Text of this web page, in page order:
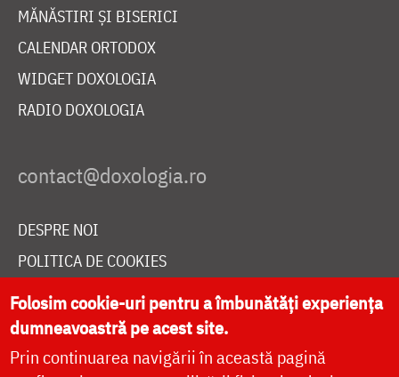
MĂNĂSTIRI ȘI BISERICI
CALENDAR ORTODOX
WIDGET DOXOLOGIA
RADIO DOXOLOGIA
DESPRE NOI
POLITICA DE COOKIES
DONEAZĂ ONLINE PENTRU CATEDRALA NAȚIONALĂ
LIVE
Folosim cookie-uri pentru a îmbunătăți experiența
dumneavoastră pe acest site.
Prin continuarea navigării în această pagină